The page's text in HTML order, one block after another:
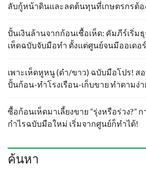
ลับกู้หน้าดินและลดต้นทุนที่เกษตรกรต้อ
ปั้นเงินล้านจากก้อนเชื้อเห็ด: คัมภีร์เริ่ม
เห็ดฉบับจับมือทำ ตั้งแต่ศูนย์จนมีออเดอ
เพาะเห็ดหูหนู (ดำ/ขาว) ฉบับมือโปร! ส
ปั้นก้อน-ทำโรงเรือน-เก็บขาย ทำตามง่
ซื้อก้อนเห็ดมาเลี้ยงขาย “รุ่งหรือร่วง?”
กำไรฉบับมือใหม่ เริ่มจากศูนย์ก็ทำได้!
ค้นหา